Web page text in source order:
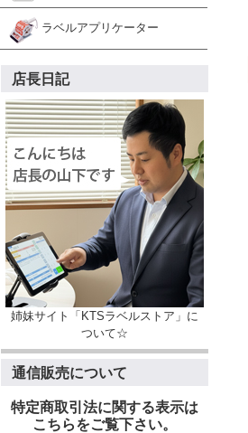
ラベルアプリケーター
店長日記
姉妹サイト「KTSラベルストア」に
ついて☆
通信販売について
特定商取引法に関する表示は
こちらをご覧下さい。